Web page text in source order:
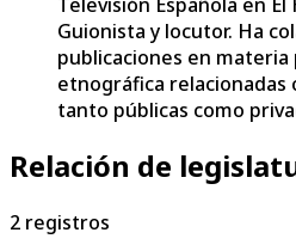
Guionista y locutor. Ha
publicaciones en
etnográfica relacionadas
tanto públicas como
Relación de
2 registros